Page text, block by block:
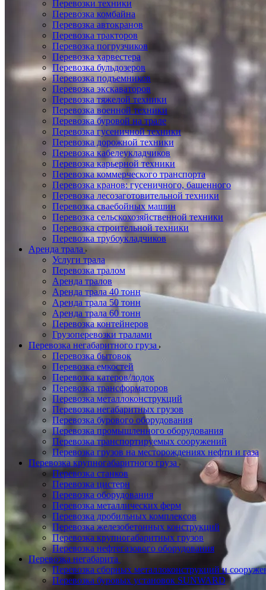
Перевозки техники
Перевозка комбайна
Перевозка автокранов
Перевозка тракторов
Перевозка погрузчиков
Перевозка харвестера
Перевозка бульдозеров
Перевозка подъемников
Перевозка экскаваторов
Перевозка тяжелой техники
Перевозка военной техники
Перевозка буровой на трале
Перевозка гусеничной техники
Перевозка дорожной техники
Перевозка кабелеукладчиков
Перевозка карьерной техники
Перевозка коммерческого транспорта
Перевозка кранов: гусеничного, башенного
Перевозка лесозаготовительной техники
Перевозка сваебойных машин
Перевозка сельскохозяйственной техники
Перевозка строительной техники
Перевозка трубоукладчиков
Аренда трала
Услуги трала
Перевозка тралом
Аренда тралов
Аренда трала 40 тонн
Аренда трала 50 тонн
Аренда трала 60 тонн
Перевозка контейнеров
Грузоперевозки тралами
Перевозка негабаритного груза
Перевозка бытовок
Перевозка емкостей
Перевозка катеров/лодок
Перевозка трансформаторов
Перевозка металлоконструкций
Перевозка негабаритных грузов
Перевозка бурового оборудования
Перевозка промышленного оборудования
Перевозка транспортируемых сооружений
Перевозка грузов на месторождениях нефти и газа
Перевозка крупногабаритного груза
Перевозка станков
Перевозка цистерн
Перевозка оборудования
Перевозка металлических ферм
Перевозка дробильных комплексов
Перевозка железобетонных конструкций
Перевозка крупногабаритных грузов
Перевозка нефтегазового оборудования
Перевозка негабарита
Перевозка сборных металлоконструкций и
Перевозка буровых установок SUNWARD